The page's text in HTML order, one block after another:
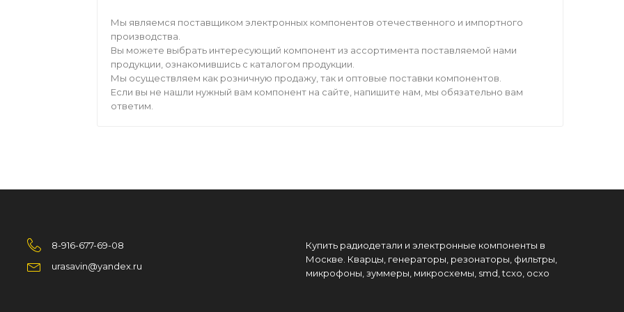
Мы являемся поставщиком электронных компонентов отечественного и импортного
производства.
Вы можете выбрать интересующий компонент из ассортимента поставляемой нами
продукции, ознакомившись с каталогом продукции.
Мы осуществляем как розничную продажу, так и оптовые поставки компонентов.
Если вы не нашли нужный вам компонент на сайте, напишите нам, мы обязательно вам
ответим.
8-916-677-69-08
urasavin@yandex.ru
Купить радиодетали и электронные компоненты в
Москве. Кварцы, генераторы, резонаторы, фильтры,
микрофоны, зуммеры, микросхемы, smd, tcxo, ocxo